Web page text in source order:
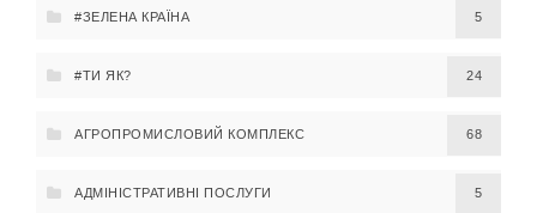
#ЗЕЛЕНА КРАЇНА 5
#ТИ ЯК? 24
АГРОПРОМИСЛОВИЙ КОМПЛЕКС 68
АДМІНІСТРАТИВНІ ПОСЛУГИ 5